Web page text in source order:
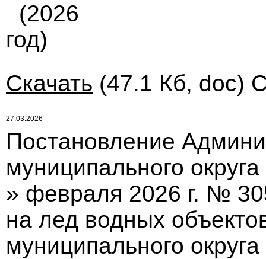
(2026
год)
Скачать (47.1 Кб, doc)
27.03.2026
Постановление
муниципального
» февраля 2026 г. №
на лед водных
муниципального